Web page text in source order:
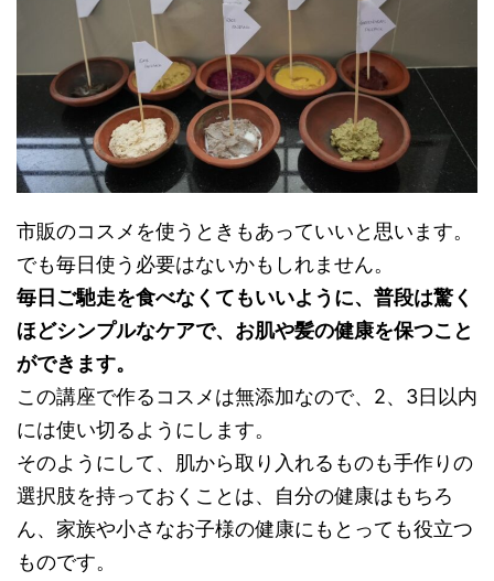
市販のコスメを使うときもあっていいと思います。
でも毎日使う必要はないかもしれません。
毎日ご馳走を食べなくてもいいように、普段は驚く
ほどシンプルなケアで、お肌や髪の健康を保つこと
ができます。
この講座で作るコスメは無添加なので、2、3日以内
には使い切るようにします。
そのようにして、肌から取り入れるものも手作りの
選択肢を持っておくことは、自分の健康はもちろ
ん、家族や小さなお子様の健康にもとっても役立つ
ものです。